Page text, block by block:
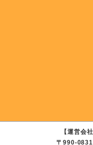
【運営会
〒990-